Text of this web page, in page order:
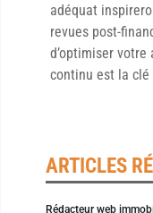
adéquat
revues post-
d’optimiser votre
continu est la clé
ARTICLES
Rédacteur web